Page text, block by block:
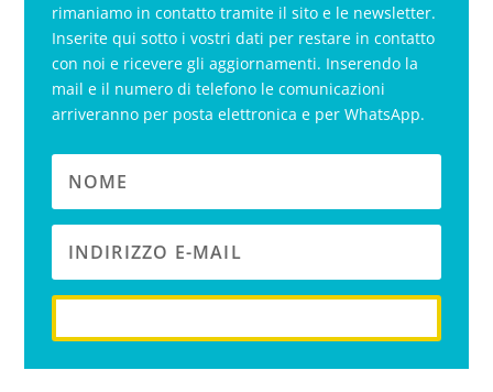
rimaniamo in contatto tramite il sito e le newsletter.
Inserite qui sotto i vostri dati per restare in contatto
con noi e ricevere gli aggiornamenti. Inserendo la
mail e il numero di telefono le comunicazioni
arriveranno per posta elettronica e per WhatsApp.